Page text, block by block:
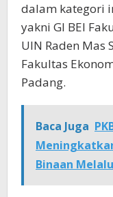
dalam kategori
yakni GI BEI
UIN Raden Mas
Fakultas
Padang.
Baca Juga
Binaan